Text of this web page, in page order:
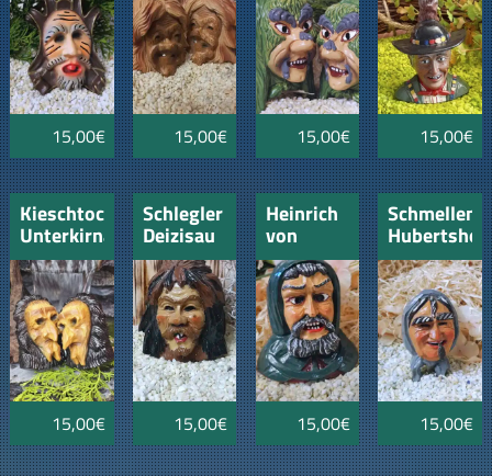
15,00€ 15,00€ 15,00€ 15,00€
Kieschtock
Unterkirnach
15,00€
Schlegler
Deizisau
15,00€
Heinrich
von
Velbach
Narrenzunft
Fellbach
15,00€ 15,00€